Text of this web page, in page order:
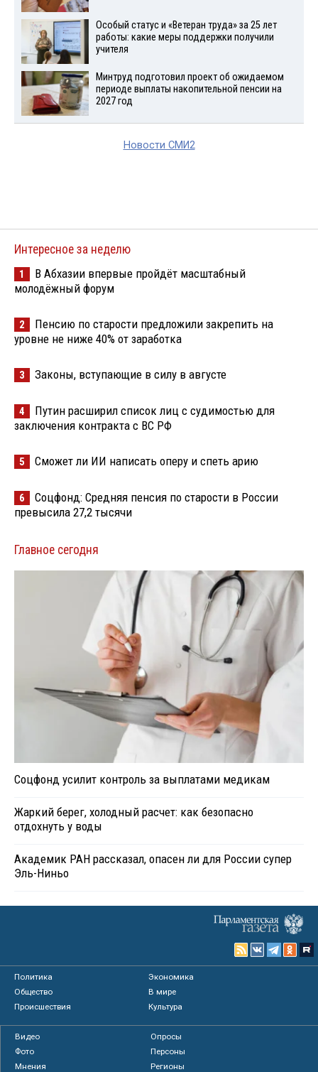
Особый статус и «Ветеран труда» за 25 лет
работы: какие меры поддержки получили
учителя
Минтруд подготовил проект об ожидаемом
периоде выплаты накопительной пенсии на
2027 год
Новости СМИ2
Интересное за неделю
1
В Абхазии впервые пройдёт масштабный
молодёжный форум
2
Пенсию по старости предложили закрепить на
уровне не ниже 40% от заработка
3 Законы, вступающие в силу в августе
4
Путин расширил список лиц с судимостью для
заключения контракта с ВС РФ
5 Сможет ли ИИ написать оперу и спеть арию
6
Соцфонд: Средняя пенсия по старости в России
превысила 27,2 тысячи
Главное сегодня
Соцфонд усилит контроль за выплатами медикам
Жаркий берег, холодный расчет: как безопасно
отдохнуть у воды
Академик РАН рассказал, опасен ли для России супер
Эль-Ниньо
Политика
Экономика
Общество
В мире
Происшествия
Культура
Видео
Опросы
Фото
Персоны
Мнения
Регионы